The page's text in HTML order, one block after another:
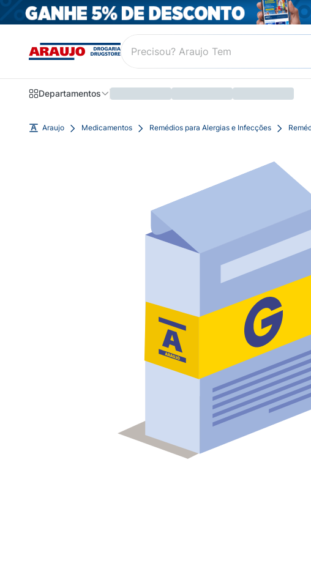
Departamentos
Araujo Medicamentos Remédios para Alergias e Infecções